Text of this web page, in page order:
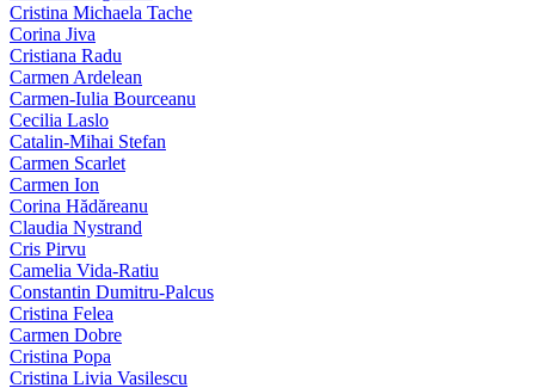
Cristina Michaela Tache
Corina Jiva
Cristiana Radu
Carmen Ardelean
Carmen-Iulia Bourceanu
Cecilia Laslo
Catalin-Mihai Stefan
Carmen Scarlet
Carmen Ion
Corina Hădăreanu
Claudia Nystrand
Cris Pirvu
Camelia Vida-Ratiu
Constantin Dumitru‑Palcus
Cristina Felea
Carmen Dobre
Cristina Popa
Cristina Livia Vasilescu